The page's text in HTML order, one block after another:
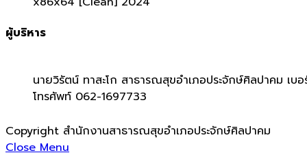
ผู้บริหาร
นายวิรัตน์ ทาสะโก สาธารณสุขอำเภอประจักษ์ศิลปาคม เบอ
โทรศัพท์ 062-1697733
Copyright สำนักงานสาธารณสุขอำเภอประจักษ์ศิลปาคม
Close Menu